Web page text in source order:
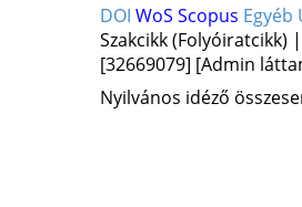
DOI WoS Scopus Egyéb
Szakcikk (Folyóiratcikk)
[32669079] [Admin
Nyilvános idéző